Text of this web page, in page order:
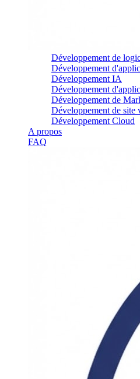
Développement de
Développement
Développement IA
Développement
Développement de
Développement de site
Développement Cloud
A propos
FAQ